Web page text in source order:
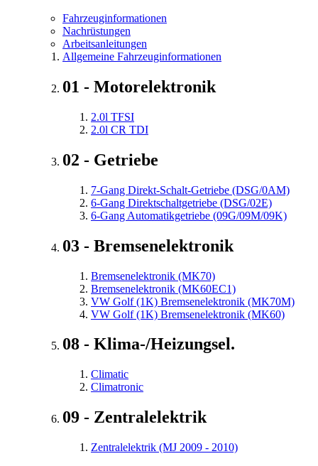
Fahrzeuginformationen
Nachrüstungen
Arbeitsanleitungen
Allgemeine Fahrzeuginformationen
01 - Motorelektronik
2.0l TFSI
2.0l CR TDI
02 - Getriebe
7-Gang Direkt-Schalt-Getriebe (DSG/0AM)
6-Gang Direktschaltgetriebe (DSG/02E)
6-Gang Automatikgetriebe (09G/09M/09K)
03 - Bremsenelektronik
Bremsenelektronik (MK70)
Bremsenelektronik (MK60EC1)
VW Golf (1K) Bremsenelektronik (MK70M)
VW Golf (1K) Bremsenelektronik (MK60)
08 - Klima-/Heizungsel.
Climatic
Climatronic
09 - Zentralelektrik
Zentralelektrik (MJ 2009 - 2010)